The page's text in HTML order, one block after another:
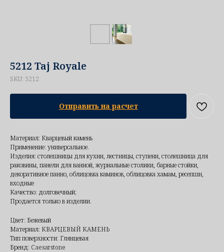
5212 Taj Royale
SKU: 5212
Отправить на расчет
Материал: Кварцевый камень
Применение: универсальное.
Изделия: столешницы для кухни, лестницы, ступени, столешница для
раковины, панели для ванной, журнальные столики, барные стойки,
декоративное панно, облицовка каминов, облицовка хамам, ресепшн,
входные
Качество: долговечный;
Продается только в изделии.
Цвет: Бежевый
Материал: КВАРЦЕВЫЙ КАМЕНЬ
Тип поверхности: Глянцевая
Бренд: Caesarstone